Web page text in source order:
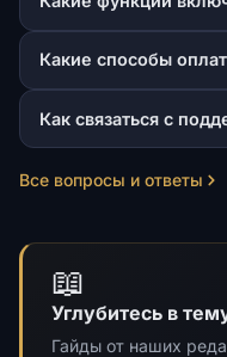
Какие способы
Как связаться с
Все вопросы и ответы
📖
Углубитесь в
Гайды от наших